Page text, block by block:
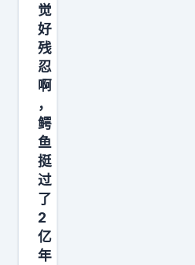
觉
好
残
忍
啊
，
鳄
鱼
挺
过
了
2
亿
年